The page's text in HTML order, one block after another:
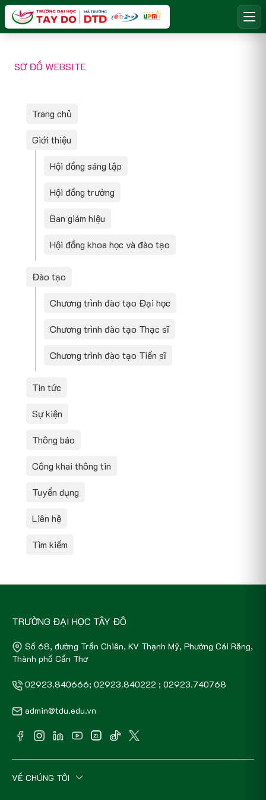
SƠ ĐỒ WEBSITE
Trang chủ
Giới thiệu
Hội đồng sáng lập
Hội đồng trường
Ban giám hiệu
Hội đồng khoa học và đào tạo
Đào tạo
Chương trình đào tạo Đại học
Chương trình đào tạo Thạc sĩ
Chương trình đào tạo Tiến sĩ
Tin tức
Sự kiện
Thông báo
Công khai thông tin
Tuyển dụng
Liên hệ
Tìm kiếm
TRƯỜNG ĐẠI HỌC TÂY ĐÔ
Số 68, đường Trần Chiên, KV Thạnh Mỹ, Phường Cái Răng,
Thành phố Cần Thơ
02923.840666; 02923.840222 ; 02923.740768
admin@tdu.edu.vn
VỀ CHÚNG TÔI